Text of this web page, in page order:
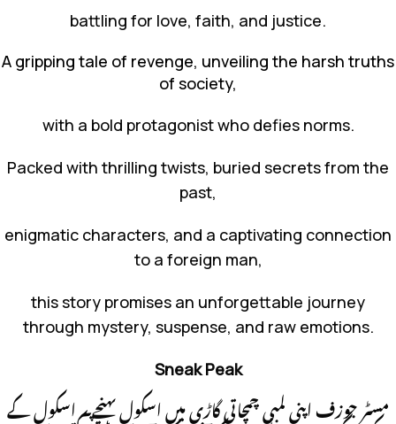
battling for love, faith, and justice.
A gripping tale of revenge, unveiling the harsh truths
of society,
with a bold protagonist who defies norms.
Packed with thrilling twists, buried secrets from the
past,
enigmatic characters, and a captivating connection
to a foreign man,
this story promises an unforgettable journey
through mystery, suspense, and raw emotions.
Sneak Peak
مسٹر جوزف اپنی لمبی چمچاتی گاڑی میں اسکول پہنچے۔ اسکول کے